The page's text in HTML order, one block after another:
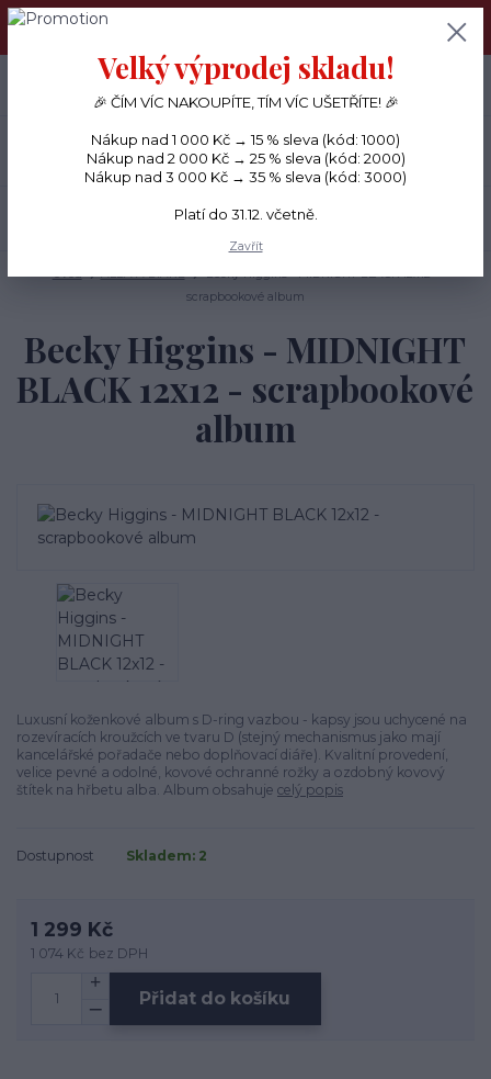
PŘÁNÍČKA a PAPÍROVÉ DÁRKY odesílám každý den, KREATIVNÍ
Menu
CZK
+420 734 380 930
(Po-Ne, 8-20 hod.)
scrapbookové album
Becky Higgins - MIDNIGHT
BLACK 12x12 - scrapbookové
album
Luxusní koženkové album s D-ring vazbou - kapsy jsou uchycené na
rozevíracích kroužcích ve tvaru D (stejný mechanismus jako mají
kancelářské pořadače nebo doplňovací diáře). Kvalitní provedení,
velice pevné a odolné, kovové ochranné rožky a ozdobný kovový
štítek na hřbetu alba. Album obsahuje celý popis
Dostupnost Skladem: 2
1 299 Kč
1 074 Kč bez DPH
Přidat do košíku
Velký výprodej skladu!
🎉 ČÍM VÍC NAKOUPÍTE, TÍM VÍC UŠETŘÍTE! 🎉
Nákup nad 1 000 Kč → 15 % sleva (kód: 1000)
Nákup nad 2 000 Kč → 25 % sleva (kód: 2000)
Nákup nad 3 000 Kč → 35 % sleva (kód: 3000)
Platí do 31.12. včetně.
Zavřít